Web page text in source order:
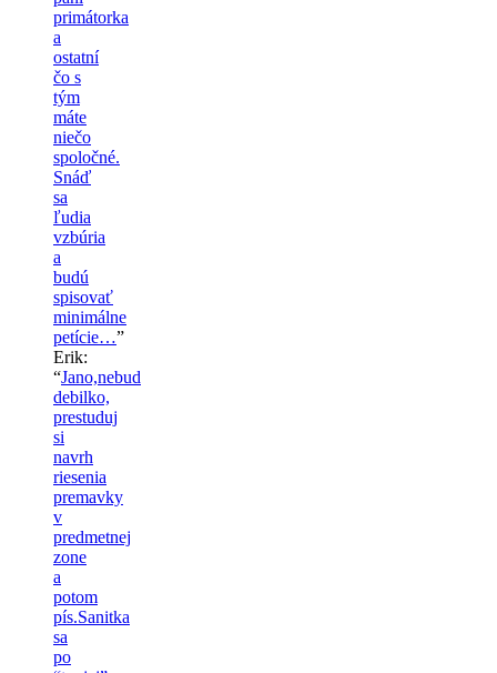
primátorka
a
ostatní
čo s
tým
máte
niečo
spoločné.
Snáď
sa
ľudia
vzbúria
a
budú
spisovať
minimálne
petície…”
Erik:
“Jano,nebud
debilko,
prestuduj
si
navrh
riesenia
premavky
v
predmetnej
zone
a
potom
pís.Sanitka
sa
po